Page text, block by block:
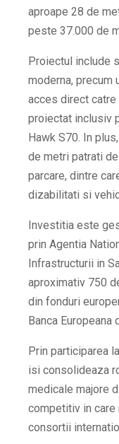
aproape 28 de
peste 37.000 de
Proiectul include
moderna, precum
acces direct catre
proiectat inclusiv
Hawk S70. In
de metri patrati
parcare, dintre
dizabilitati si
Investitia este
prin Agentia
Infrastructurii in
aproximativ 750
din fonduri
Banca Europeana
Prin participarea
isi consolideaza
medicale majore
competitiv in care
consortii